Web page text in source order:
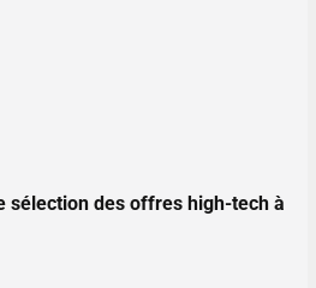
sélection des offres high-tech à